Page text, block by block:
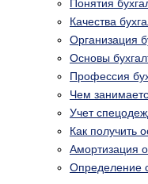
Понятия
Качества
Организация
Основы
Профессия
Чем
Учет
Как получить
Амортизация
Определение